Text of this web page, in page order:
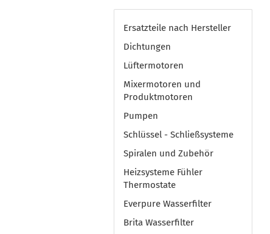
Ersatzteile nach Hersteller
Dichtungen
Lüftermotoren
Mixermotoren und
Produktmotoren
Pumpen
Schlüssel - Schließsysteme
Spiralen und Zubehör
Heizsysteme Fühler
Thermostate
Everpure Wasserfilter
Brita Wasserfilter